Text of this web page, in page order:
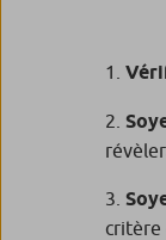
critère